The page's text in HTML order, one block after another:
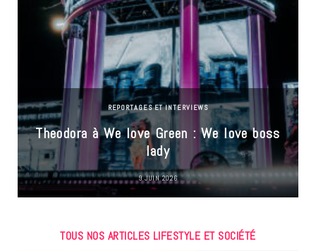
REPORTAGES ET INTERVIEWS
Theodora à We love Green : We love boss
lady
9 JUIN 2026
TOUS NOS ARTICLES LIFESTYLE ET SOCIÉTÉ